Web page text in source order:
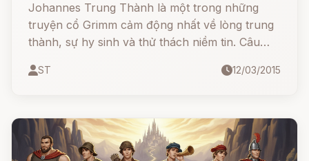
Johannes Trung Thành là một trong những
truyện cổ Grimm cảm động nhất về lòng trung
thành, sự hy sinh và thử thách niềm tin. Câu
sàng chịu mọi đau khổ để bảo vệ hoàng tử và
ST 12/03/2015